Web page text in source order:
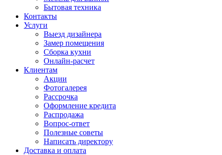
Бытовая техника
Контакты
Услуги
Выезд дизайнера
Замер помещения
Сборка кухни
Онлайн-расчет
Клиентам
Акции
Фотогалерея
Рассрочка
Оформление кредита
Распродажа
Вопрос-ответ
Полезные советы
Написать директору
Доставка и оплата